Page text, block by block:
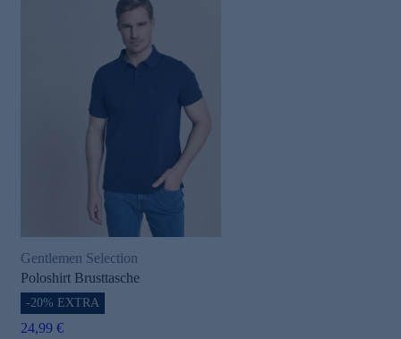
Gentlemen Selection
Poloshirt Brusttasche
-20% EXTRA
24,99 €